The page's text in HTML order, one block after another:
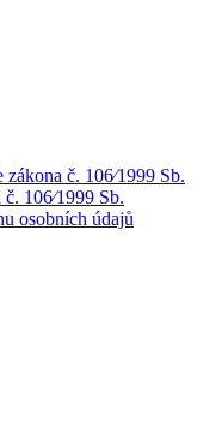
č. 106⁄1999 Sb.
106⁄1999 Sb.
osobních údajů